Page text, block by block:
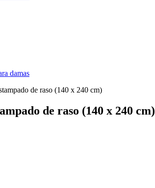
damas
de raso (140 x 240 cm)
de raso (140 x 240 cm)